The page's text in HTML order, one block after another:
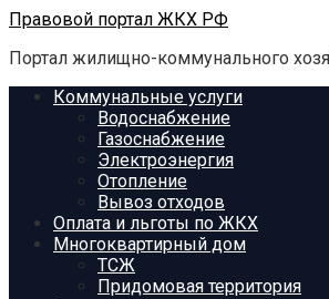
Перейти
контенту
Правовой портал ЖКХ РФ
Портал жилищно-коммунального
Коммунальные услуги
Водоснабжение
Газоснабжение
Электроэнергия
Отопление
Вывоз отходов
Оплата и льготы по ЖКХ
Многоквартирный дом
ТСЖ
Придомовая территория